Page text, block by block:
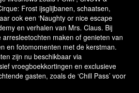
Frost ijsglijbanen, schaatsen,
ook een ‘Naughty or nice escape
en verhalen van Mrs. Claus. Bij
maken of genieten van
en fotomomenten met de kerstman.
zijn nu beschikbaar via
vroegboekkortingen en exclusieve
gasten, zoals de ‘Chill Pass’ voor